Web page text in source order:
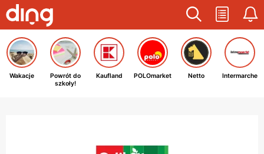
Wakacje
Powrót do
szkoły!
Kaufland POLOmarket Netto Intermarche